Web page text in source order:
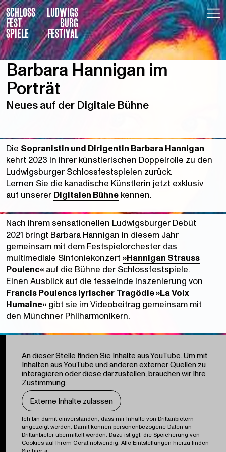
SCHLOSS
FEST
SPIELE
LUDWIGS
BURG
FESTIVAL
Barbara Hannigan im
Porträt
Neues auf der Digitale Bühne
Die Sopranistin und Dirigentin Barbara Hannigan
kehrt 2023 in ihrer künstlerischen Doppelrolle zu den
Ludwigsburger Schlossfestspielen zurück.
Lernen Sie die kanadische Künstlerin jetzt exklusiv
auf unserer Digitalen Bühne kennen.
Nach ihrem sensationellen Ludwigsburger Debüt
2021 bringt Barbara Hannigan in diesem Jahr
gemeinsam mit dem Festspielorchester das
multimediale Sinfoniekonzert »Hannigan Strauss
Poulenc« auf die Bühne der Schlossfestspiele.
Einen Ausblick auf die fesselnde Inszenierung von
Francis Poulencs lyrischer Tragödie »La Voix
Humaine« gibt sie im Videobeitrag gemeinsam mit
den Münchner Philharmonikern.
An dieser Stelle finden Sie Inhalte aus YouTube. Um mit
Inhalten aus YouTube und anderen externer Quellen zu
interagieren oder diese darzustellen, brauchen wir Ihre
Zustimmung:
Externe Inhalte zulassen
Ich bin damit einverstanden, dass mir Inhalte von Drittanbietern
angezeigt werden. Damit können personenbezogene Daten an
Drittanbieter übermittelt werden. Dazu ist ggf. die Speicherung von
Cookies auf Ihrem Gerät notwendig. Alle Eintstellungen hierzu finden